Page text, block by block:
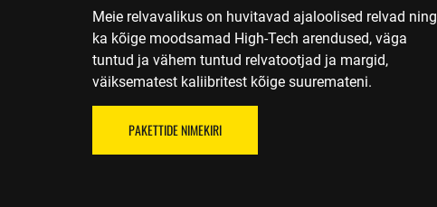
Meie relvavalikus on huvitavad ajaloolised relvad ning
ka kõige moodsamad High-Tech arendused, väga
tuntud ja vähem tuntud relvatootjad ja margid,
väiksematest kaliibritest kõige suuremateni.
PAKETTIDE NIMEKIRI